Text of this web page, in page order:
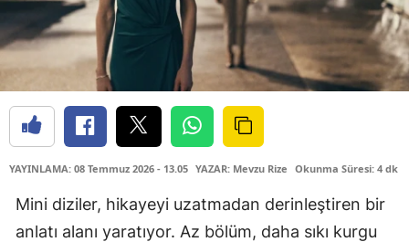
YAYINLAMA: 08 Temmuz 2026 - 13.05 YAZAR: Mevzu Rize Okunma Süresi: 4 dk
Mini diziler, hikayeyi uzatmadan derinleştiren bir
anlatı alanı yaratıyor. Az bölüm, daha sıkı kurgu